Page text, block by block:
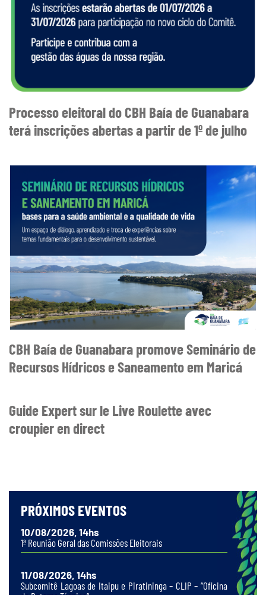
Processo eleitoral do CBH Baía de Guanabara
terá inscrições abertas a partir de 1º de julho
CBH Baía de Guanabara promove Seminário de
Recursos Hídricos e Saneamento em Maricá
Guide Expert sur le Live Roulette avec
croupier en direct
PRÓXIMOS EVENTOS
10/08/2026, 14hs
1ª Reunião Geral das Comissões Eleitorais
11/08/2026, 14hs
Subcomitê Lagoas de Itaipu e Piratininga – CLIP – “Oficina